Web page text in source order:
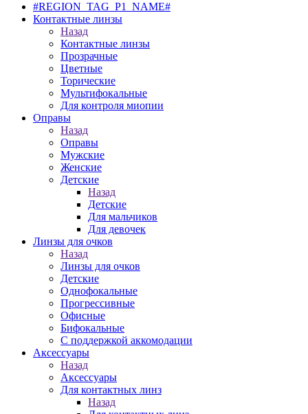
#REGION_TAG_P1_NAME#
Контактные линзы
Назад
Контактные линзы
Прозрачные
Цветные
Торические
Мультифокальные
Для контроля миопии
Оправы
Назад
Оправы
Мужские
Женские
Детские
Назад
Детские
Для мальчиков
Для девочек
Линзы для очков
Назад
Линзы для очков
Детские
Однофокальные
Прогрессивные
Офисные
Бифокальные
С поддержкой аккомодации
Аксессуары
Назад
Аксессуары
Для контактных линз
Назад